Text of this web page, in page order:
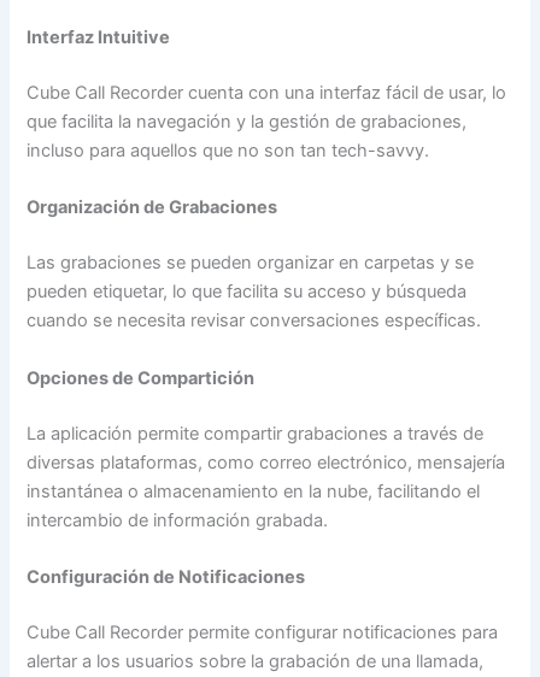
Interfaz Intuitive
Cube Call Recorder cuenta con una interfaz fácil de usar, lo
que facilita la navegación y la gestión de grabaciones,
incluso para aquellos que no son tan tech-savvy.
Organización de Grabaciones
Las grabaciones se pueden organizar en carpetas y se
pueden etiquetar, lo que facilita su acceso y búsqueda
cuando se necesita revisar conversaciones específicas.
Opciones de Compartición
La aplicación permite compartir grabaciones a través de
diversas plataformas, como correo electrónico, mensajería
instantánea o almacenamiento en la nube, facilitando el
intercambio de información grabada.
Configuración de Notificaciones
Cube Call Recorder permite configurar notificaciones para
alertar a los usuarios sobre la grabación de una llamada,